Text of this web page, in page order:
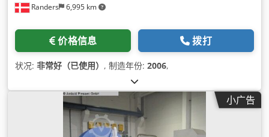
Randers 6,995 km
价格信息 拨打
状况: 非常好（已使用） , 制造年份: 2006,
小广告